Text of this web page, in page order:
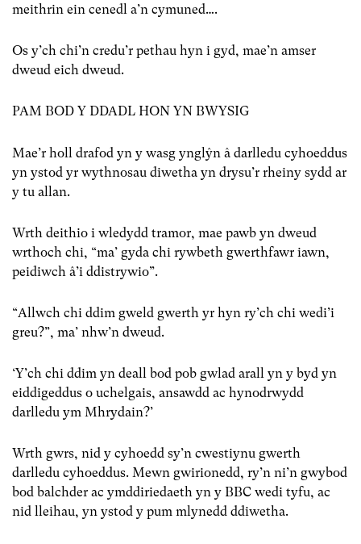
meithrin ein cenedl a’n cymuned….
Os y’ch chi’n credu’r pethau hyn i gyd, mae’n amser
dweud eich dweud.
PAM BOD Y DDADL HON YN BWYSIG
Mae’r holl drafod yn y wasg ynglŷn â darlledu cyhoeddus
yn ystod yr wythnosau diwetha yn drysu’r rheiny sydd ar
y tu allan.
Wrth deithio i wledydd tramor, mae pawb yn dweud
wrthoch chi, “ma’ gyda chi rywbeth gwerthfawr iawn,
peidiwch â’i ddistrywio”.
“Allwch chi ddim gweld gwerth yr hyn ry’ch chi wedi’i
greu?”, ma’ nhw’n dweud.
‘Y’ch chi ddim yn deall bod pob gwlad arall yn y byd yn
eiddigeddus o uchelgais, ansawdd ac hynodrwydd
darlledu ym Mhrydain?’
Wrth gwrs, nid y cyhoedd sy’n cwestiynu gwerth
darlledu cyhoeddus. Mewn gwirionedd, ry’n ni’n gwybod
bod balchder ac ymddiriedaeth yn y BBC wedi tyfu, ac
nid lleihau, yn ystod y pum mlynedd ddiwetha.